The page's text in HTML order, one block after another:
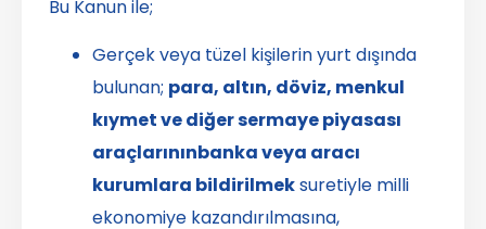
Bu Kanun ile;
Gerçek veya tüzel kişilerin yurt dışında
bulunan; para, altın, döviz, menkul
kıymet ve diğer sermaye piyasası
araçlarınınbanka veya aracı
kurumlara bildirilmeksuretiyle milli
ekonomiye kazandırılmasına,